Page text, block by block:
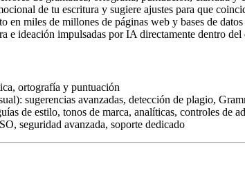
de tu escritura y sugiere ajustes para que
en miles de millones de páginas web y bases de
e ideación impulsadas por IA directamente dentro del
ortografía y puntuación
sugerencias avanzadas, detección de plagio,
de estilo, tonos de marca, analíticas, controles de
seguridad avanzada, soporte dedicado